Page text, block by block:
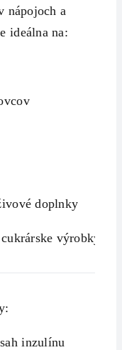
nápojoch a
ideálna na:
doplnky
výrobky
inzulínu